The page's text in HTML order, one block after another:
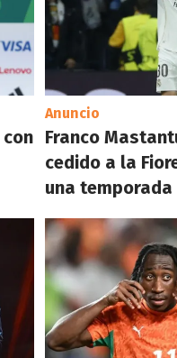
Anuncio
Franco
cedido a la
una temporada